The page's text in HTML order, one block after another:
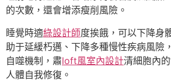
的次數，還會增添瘦削風險。
睡覺時適綠設計師度挨餓，可以下降身
助于延緩朽邁、下降多種慢性疾病風險
自噬機制，肅loft風室內設計清細胞內
人體自我修復。